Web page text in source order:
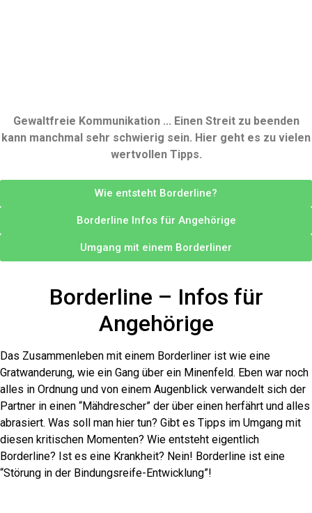
Gewaltfreie Kommunikation ... Einen Streit zu beenden
kann manchmal sehr schwierig sein. Hier geht es zu vielen
wertvollen Tipps.
Wie entsteht Borderline?
Borderline Infos für Angehörige
Umgang mit einem Borderliner
Borderline – Infos für
Angehörige
Das Zusammenleben mit einem Borderliner ist wie eine
Gratwanderung, wie ein Gang über ein Minenfeld. Eben war noch
alles in Ordnung und von einem Augenblick verwandelt sich der
Partner in einen “Mähdrescher” der über einen herfährt und alles
abrasiert. Was soll man hier tun? Gibt es Tipps im Umgang mit
diesen kritischen Momenten? Wie entsteht eigentlich
Borderline? Ist es eine Krankheit? Nein! Borderline ist eine
“Störung in der Bindungsreife-Entwicklung”!